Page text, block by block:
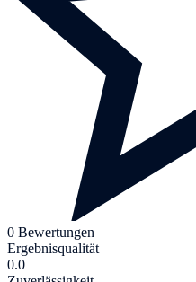
0 Bewertungen
Ergebnisqualität
0.0